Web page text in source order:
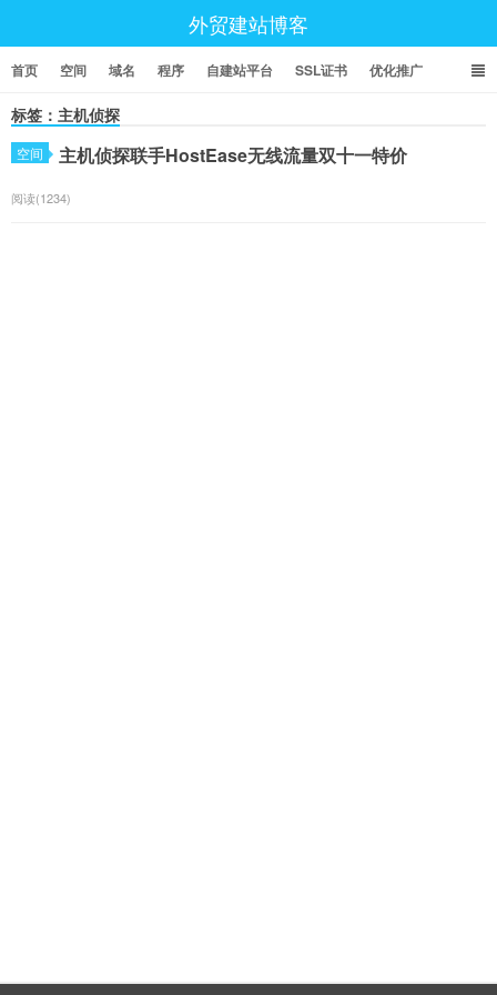
外贸建站博客
首页 空间 域名 程序 自建站平台 SSL证书 优化推广
标签：主机侦探
空间 主机侦探联手HostEase无线流量双十一特价
阅读(1234)